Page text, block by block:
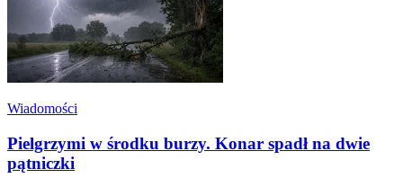
Wiadomości
Pielgrzymi w środku burzy. Konar spadł na dwie
pątniczki